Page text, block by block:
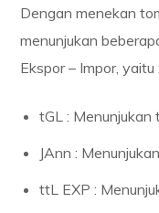
Dengan menekan
menunjukan
Ekspor – Impor, yaitu :
tGL : Menunjukan
JAnn :
ttL EXP :